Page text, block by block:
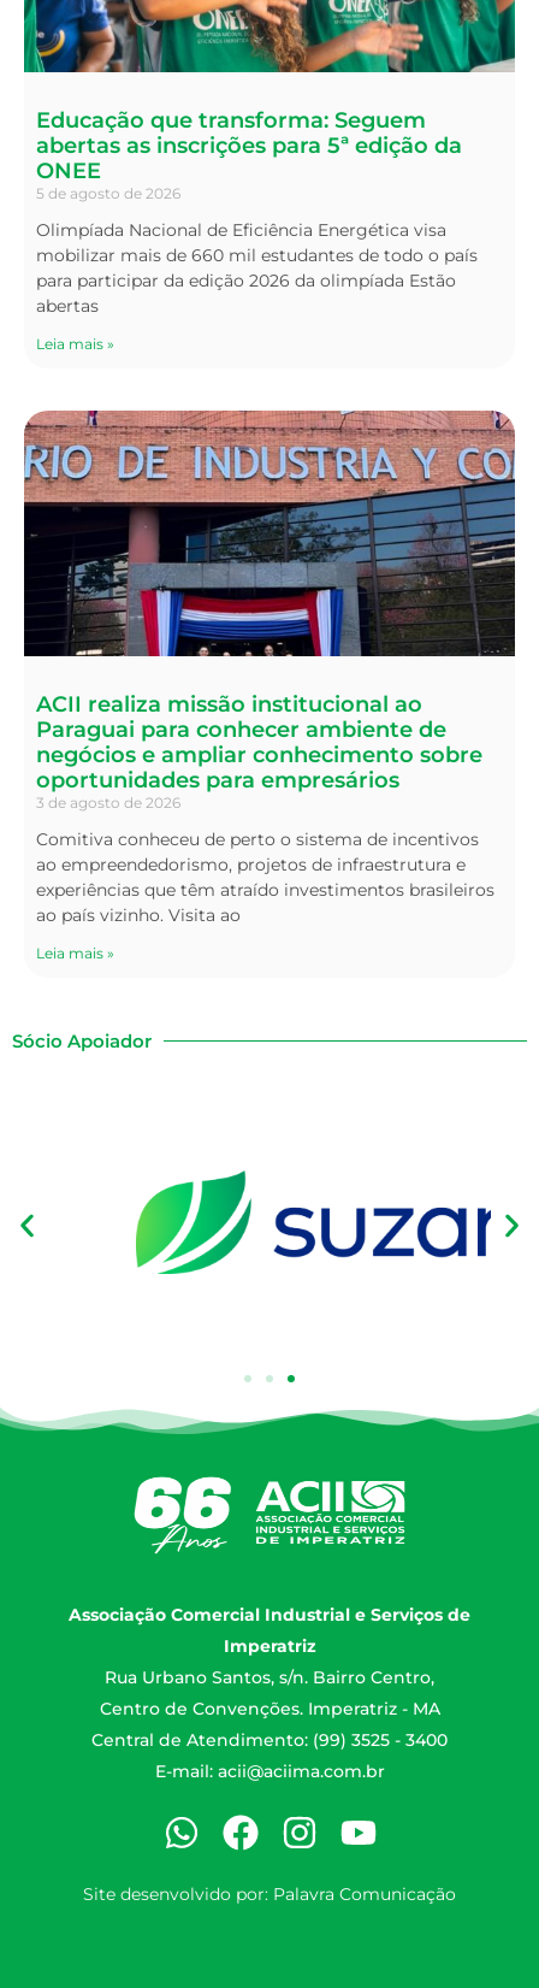
Educação que transforma: Seguem
abertas as inscrições para 5ª edição da
ONEE
5 de agosto de 2026
Olimpíada Nacional de Eficiência Energética visa
mobilizar mais de 660 mil estudantes de todo o país
para participar da edição 2026 da olimpíada Estão
abertas
Leia mais »
ACII realiza missão institucional ao
Paraguai para conhecer ambiente de
negócios e ampliar conhecimento sobre
oportunidades para empresários
3 de agosto de 2026
Comitiva conheceu de perto o sistema de incentivos
ao empreendedorismo, projetos de infraestrutura e
experiências que têm atraído investimentos brasileiros
ao país vizinho. Visita ao
Leia mais »
Sócio Apoiador
Associação Comercial Industrial e Serviços de
Imperatriz
Rua Urbano Santos, s/n. Bairro Centro,
Centro de Convenções. Imperatriz - MA
Central de Atendimento: (99) 3525 - 3400
E-mail: acii@aciima.com.br
Site desenvolvido por: Palavra Comunicação